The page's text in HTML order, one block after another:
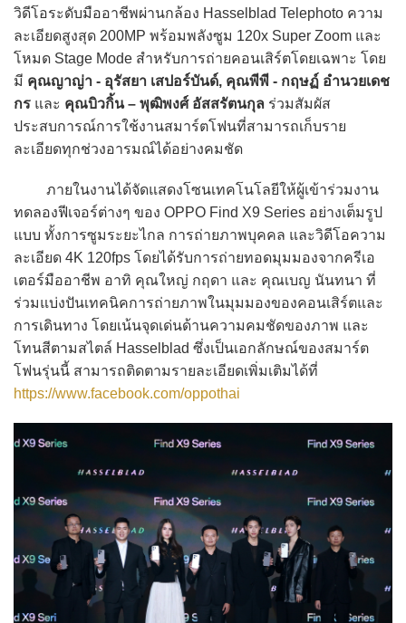
วิดีโอระดับมืออาชีพผ่านกล้อง Hasselblad Telephoto ความ
ละเอียดสูงสุด 200MP พร้อมพลังซูม 120x Super Zoom และ
โหมด Stage Mode สำหรับการถ่ายคอนเสิร์ตโดยเฉพาะ โดย
มี คุณญาญ่า - อุรัสยา เสปอร์บันด์, คุณพีพี - กฤษฏ์ อำนวยเดช
กร และ คุณบิวกิ้น – พุฒิพงศ์ อัสสรัตนกุล ร่วมสัมผัส
ประสบการณ์การใช้งานสมาร์ตโฟนที่สามารถเก็บราย
ละเอียดทุกช่วงอารมณ์ได้อย่างคมชัด
ภายในงานได้จัดแสดงโซนเทคโนโลยีให้ผู้เข้าร่วมงาน
ทดลองฟีเจอร์ต่างๆ ของ OPPO Find X9 Series อย่างเต็มรูป
แบบ ทั้งการซูมระยะไกล การถ่ายภาพบุคคล และวิดีโอความ
ละเอียด 4K 120fps โดยได้รับการถ่ายทอดมุมมองจากครีเอ
เตอร์มืออาชีพ อาทิ คุณใหญ่ กฤดา และ คุณเบญ นันทนา ที่
ร่วมแบ่งปันเทคนิคการถ่ายภาพในมุมมองของคอนเสิร์ตและ
การเดินทาง โดยเน้นจุดเด่นด้านความคมชัดของภาพ และ
โทนสีตามสไตล์ Hasselblad ซึ่งเป็นเอกลักษณ์ของสมาร์ต
โฟนรุ่นนี้ สามารถติดตามรายละเอียดเพิ่มเติมได้ที่
https://www.facebook.com/oppothai